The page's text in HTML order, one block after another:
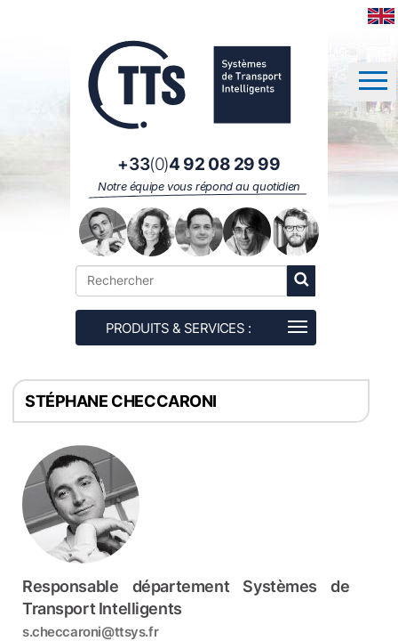
+33(0)4 92 08 29 99
Notre équipe vous répond au quotidien
STÉPHANE CHECCARONI
Responsable département Systèmes de
Transport Intelligents
s.checcaroni@ttsys.fr